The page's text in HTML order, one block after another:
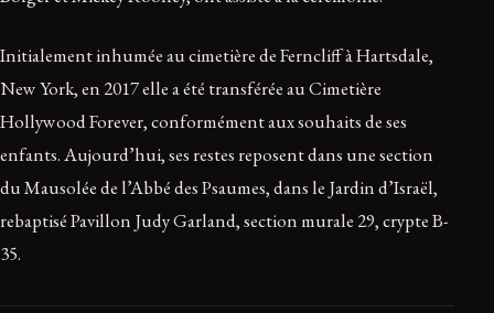
Initialement inhumée au cimetière de Ferncliff à Hartsdale,
New York, en 2017 elle a été transférée au Cimetière
Hollywood Forever, conformément aux souhaits de ses
enfants. Aujourd’hui, ses restes reposent dans une section
du Mausolée de l’Abbé des Psaumes, dans le Jardin d’Israël,
rebaptisé Pavillon Judy Garland, section murale 29, crypte B-
35.